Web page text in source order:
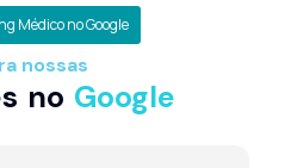
Médico no Google
nossas
no Google